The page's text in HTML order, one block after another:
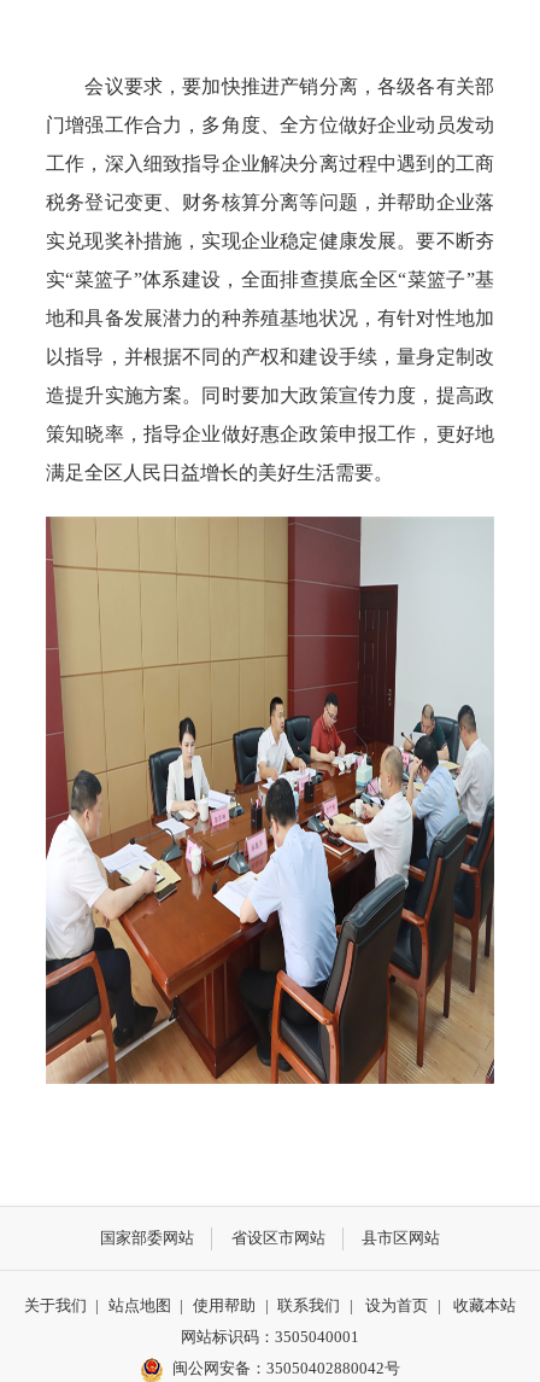
会议要求，要加快推进产销分离，各级各有关部
门增强工作合力，多角度、全方位做好企业动员发动
工作，深入细致指导企业解决分离过程中遇到的工商
税务登记变更、财务核算分离等问题，并帮助企业落
实兑现奖补措施，实现企业稳定健康发展。要不断夯
实“菜篮子”体系建设，全面排查摸底全区“菜篮子”基
地和具备发展潜力的种养殖基地状况，有针对性地加
以指导，并根据不同的产权和建设手续，量身定制改
造提升实施方案。同时要加大政策宣传力度，提高政
策知晓率，指导企业做好惠企政策申报工作，更好地
满足全区人民日益增长的美好生活需要。
国家部委网站 省设区市网站 县市区网站
关于我们 | 站点地图 | 使用帮助 | 联系我们 | 设为首页 |
收藏本站
网站标识码：3505040001
闽公网安备：35050402880042号